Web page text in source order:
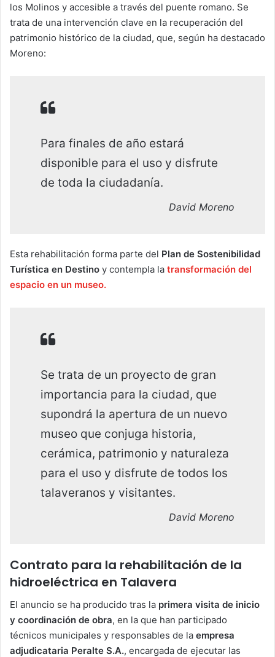
los Molinos y accesible a través del puente romano. Se
trata de una intervención clave en la recuperación del
patrimonio histórico de la ciudad, que, según ha destacado
Moreno:
Para finales de año estará
disponible para el uso y disfrute
de toda la ciudadanía.
David Moreno
Esta rehabilitación forma parte del Plan de Sostenibilidad
Turística en Destino y contempla la transformación del
espacio en un museo.
Se trata de un proyecto de gran
importancia para la ciudad, que
supondrá la apertura de un nuevo
museo que conjuga historia,
cerámica, patrimonio y naturaleza
para el uso y disfrute de todos los
talaveranos y visitantes.
David Moreno
Contrato para la rehabilitación de la
hidroeléctrica en Talavera
El anuncio se ha producido tras la primera visita de inicio
y coordinación de obra, en la que han participado
técnicos municipales y responsables de la empresa
adjudicataria Peralte S.A., encargada de ejecutar las